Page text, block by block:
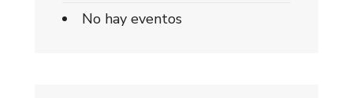
No hay eventos